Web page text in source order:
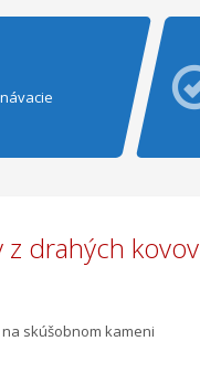
drahých kovov
skúšobnom kameni